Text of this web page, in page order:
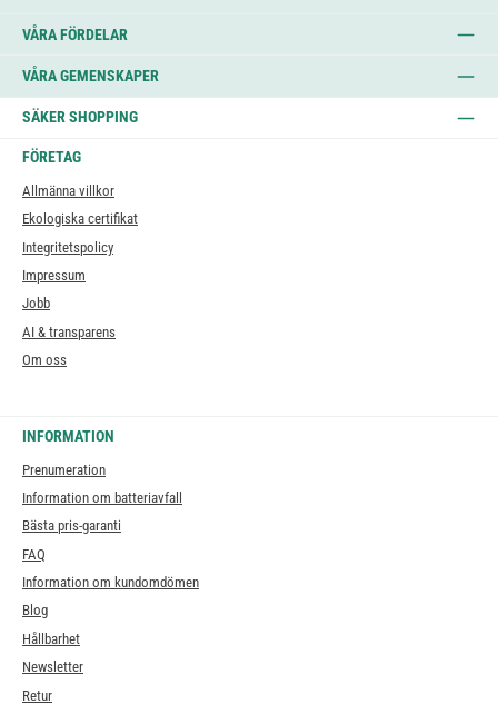
VÅRA FÖRDELAR
VÅRA GEMENSKAPER
SÄKER SHOPPING
FÖRETAG
Allmänna villkor
Ekologiska certifikat
Integritetspolicy
Impressum
Jobb
AI & transparens
Om oss
INFORMATION
Prenumeration
Information om batteriavfall
Bästa pris-garanti
FAQ
Information om kundomdömen
Blog
Hållbarhet
Newsletter
Retur